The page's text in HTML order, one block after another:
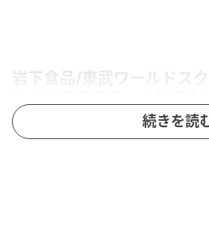
岩下食品/東武ワールドス
い。」
続きを読